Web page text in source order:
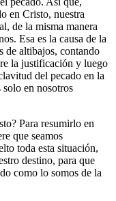
en Cristo, nuestra
de la misma manera
Esa es la causa de la
de altibajos, contando
la justificación y luego
del pecado en la
en nosotros
Para resumirlo en
que seamos
toda esta situación,
destino, para que
como lo somos de la